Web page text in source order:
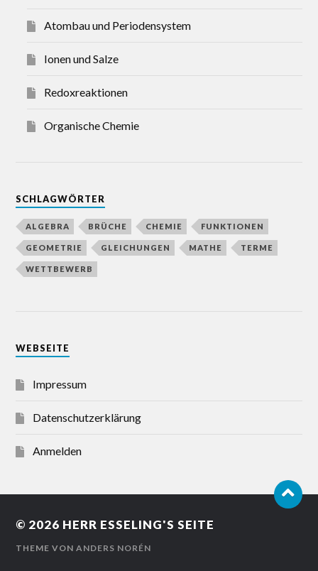
Atombau und Periodensystem
Ionen und Salze
Redoxreaktionen
Organische Chemie
SCHLAGWÖRTER
ALGEBRA BRÜCHE CHEMIE FUNKTIONEN
GEOMETRIE GLEICHUNGEN MATHE TERME
WETTBEWERB
WEBSEITE
Impressum
Datenschutzerklärung
Anmelden
© 2026 HERR ESSELING'S SEITE
THEME VONANDERS NORÉN